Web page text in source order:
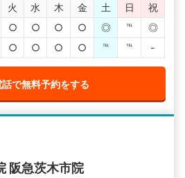
火 水 木 金 土 日
祝
○ ○ ○ ○ ◎ ℡
◎
○ ○ ○ ○ ℡ ℡ -
話で無料予約をする
阪急茨木市院